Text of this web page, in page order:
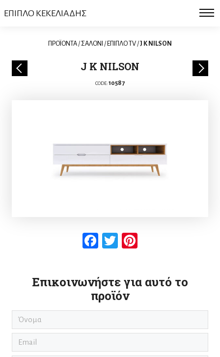
ΕΠΙΠΛΟ ΚΕΚΕΛΙΑΔΗΣ
ΠΡΟΪΟΝΤΑ / ΣΑΛΟΝΙ / ΕΠΙΠΛΟ TV /J K NILSON
J K NILSON
CODE:10587
Facebook
Twitter
Επικοινωνήστε για αυτό το
προϊόν